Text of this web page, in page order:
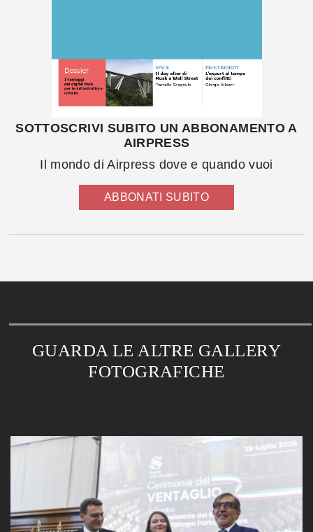
SOTTOSCRIVI SUBITO UN ABBONAMENTO A
AIRPRESS
Il mondo di Airpress dove e quando vuoi
ABBONATI SUBITO
GUARDA LE ALTRE GALLERY
FOTOGRAFICHE